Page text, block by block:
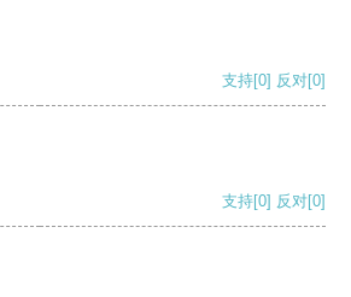
支持[0] 反对[0]
支持[0] 反对[0]